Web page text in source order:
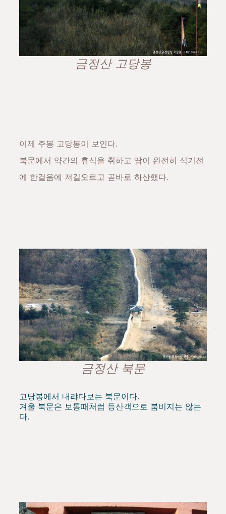
금정산 고당봉
이제 주봉 고당봉이 보인다.
북문에서 약간의 휴식을 취하고 땀이 완전히 식기전
에 한걸음에 저길오르고 곧바로 하산했다.
금정산 북문
고당봉에서 내랴다보는 북문이다.
겨울 북문은 보통때처럼 등산객으로 붐비지는 않는
다.